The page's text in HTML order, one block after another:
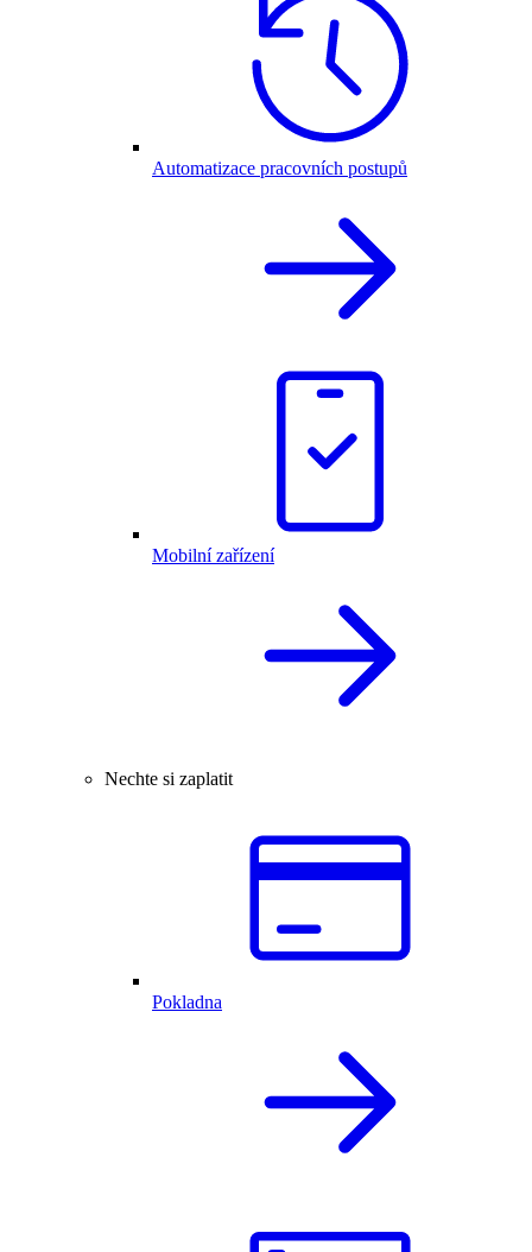
Automatizace pracovních postupů
Mobilní zařízení
Nechte si zaplatit
Pokladna